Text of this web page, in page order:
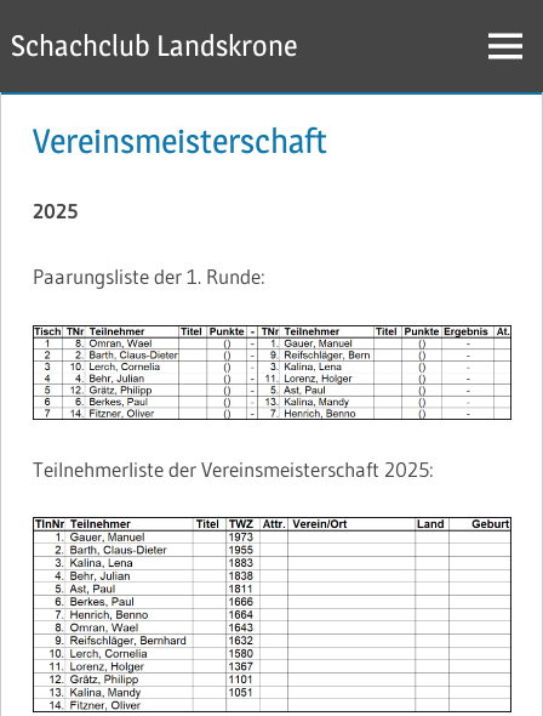
Inhalt
springen
Schachclub Landskrone Menü
Vereinsmeisterschaft
2025
Paarungsliste der 1. Runde:
Teilnehmerliste der Vereinsmeisterschaft 2025: